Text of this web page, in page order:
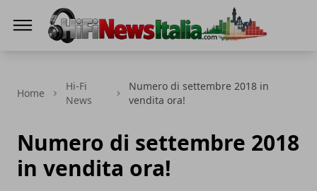
Home
Hi-Fi
News
Numero di settembre 2018 in
vendita ora!
Numero di settembre 2018
in vendita ora!